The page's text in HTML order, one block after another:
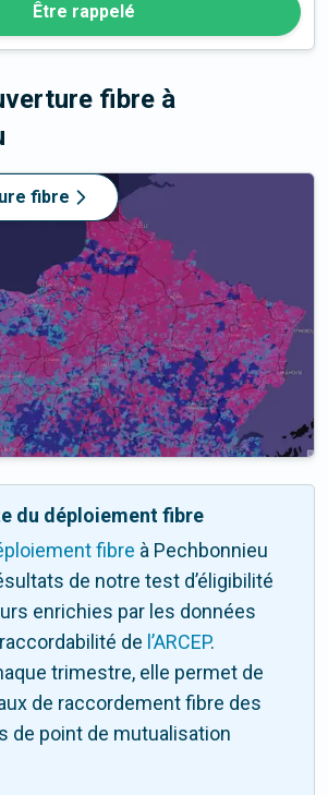
Être rappelé
fibre à
fibre
du déploiement fibre
fibre à Pechbonnieu
de notre test d’éligibilité
enrichies par les données
de l’ARCEP.
trimestre, elle permet de
de raccordement fibre des
de point de mutualisation